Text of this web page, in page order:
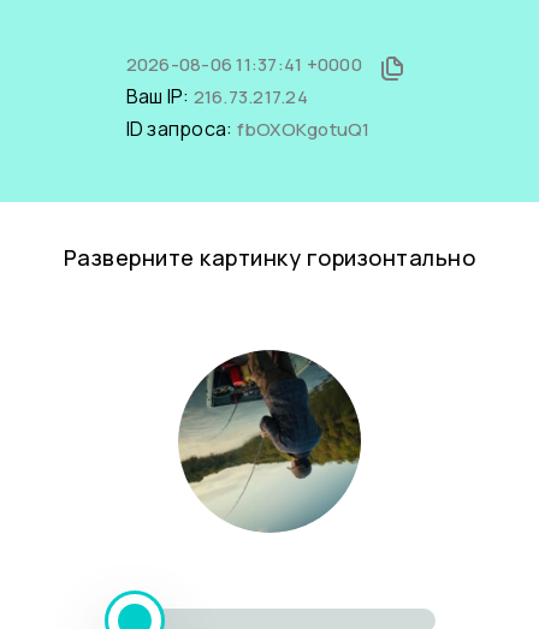
2026-08-06 11:37:41 +0000
Ваш IP: 216.73.217.24
ID запроса: fbOXOKgotuQ1
Разверните картинку горизонтально